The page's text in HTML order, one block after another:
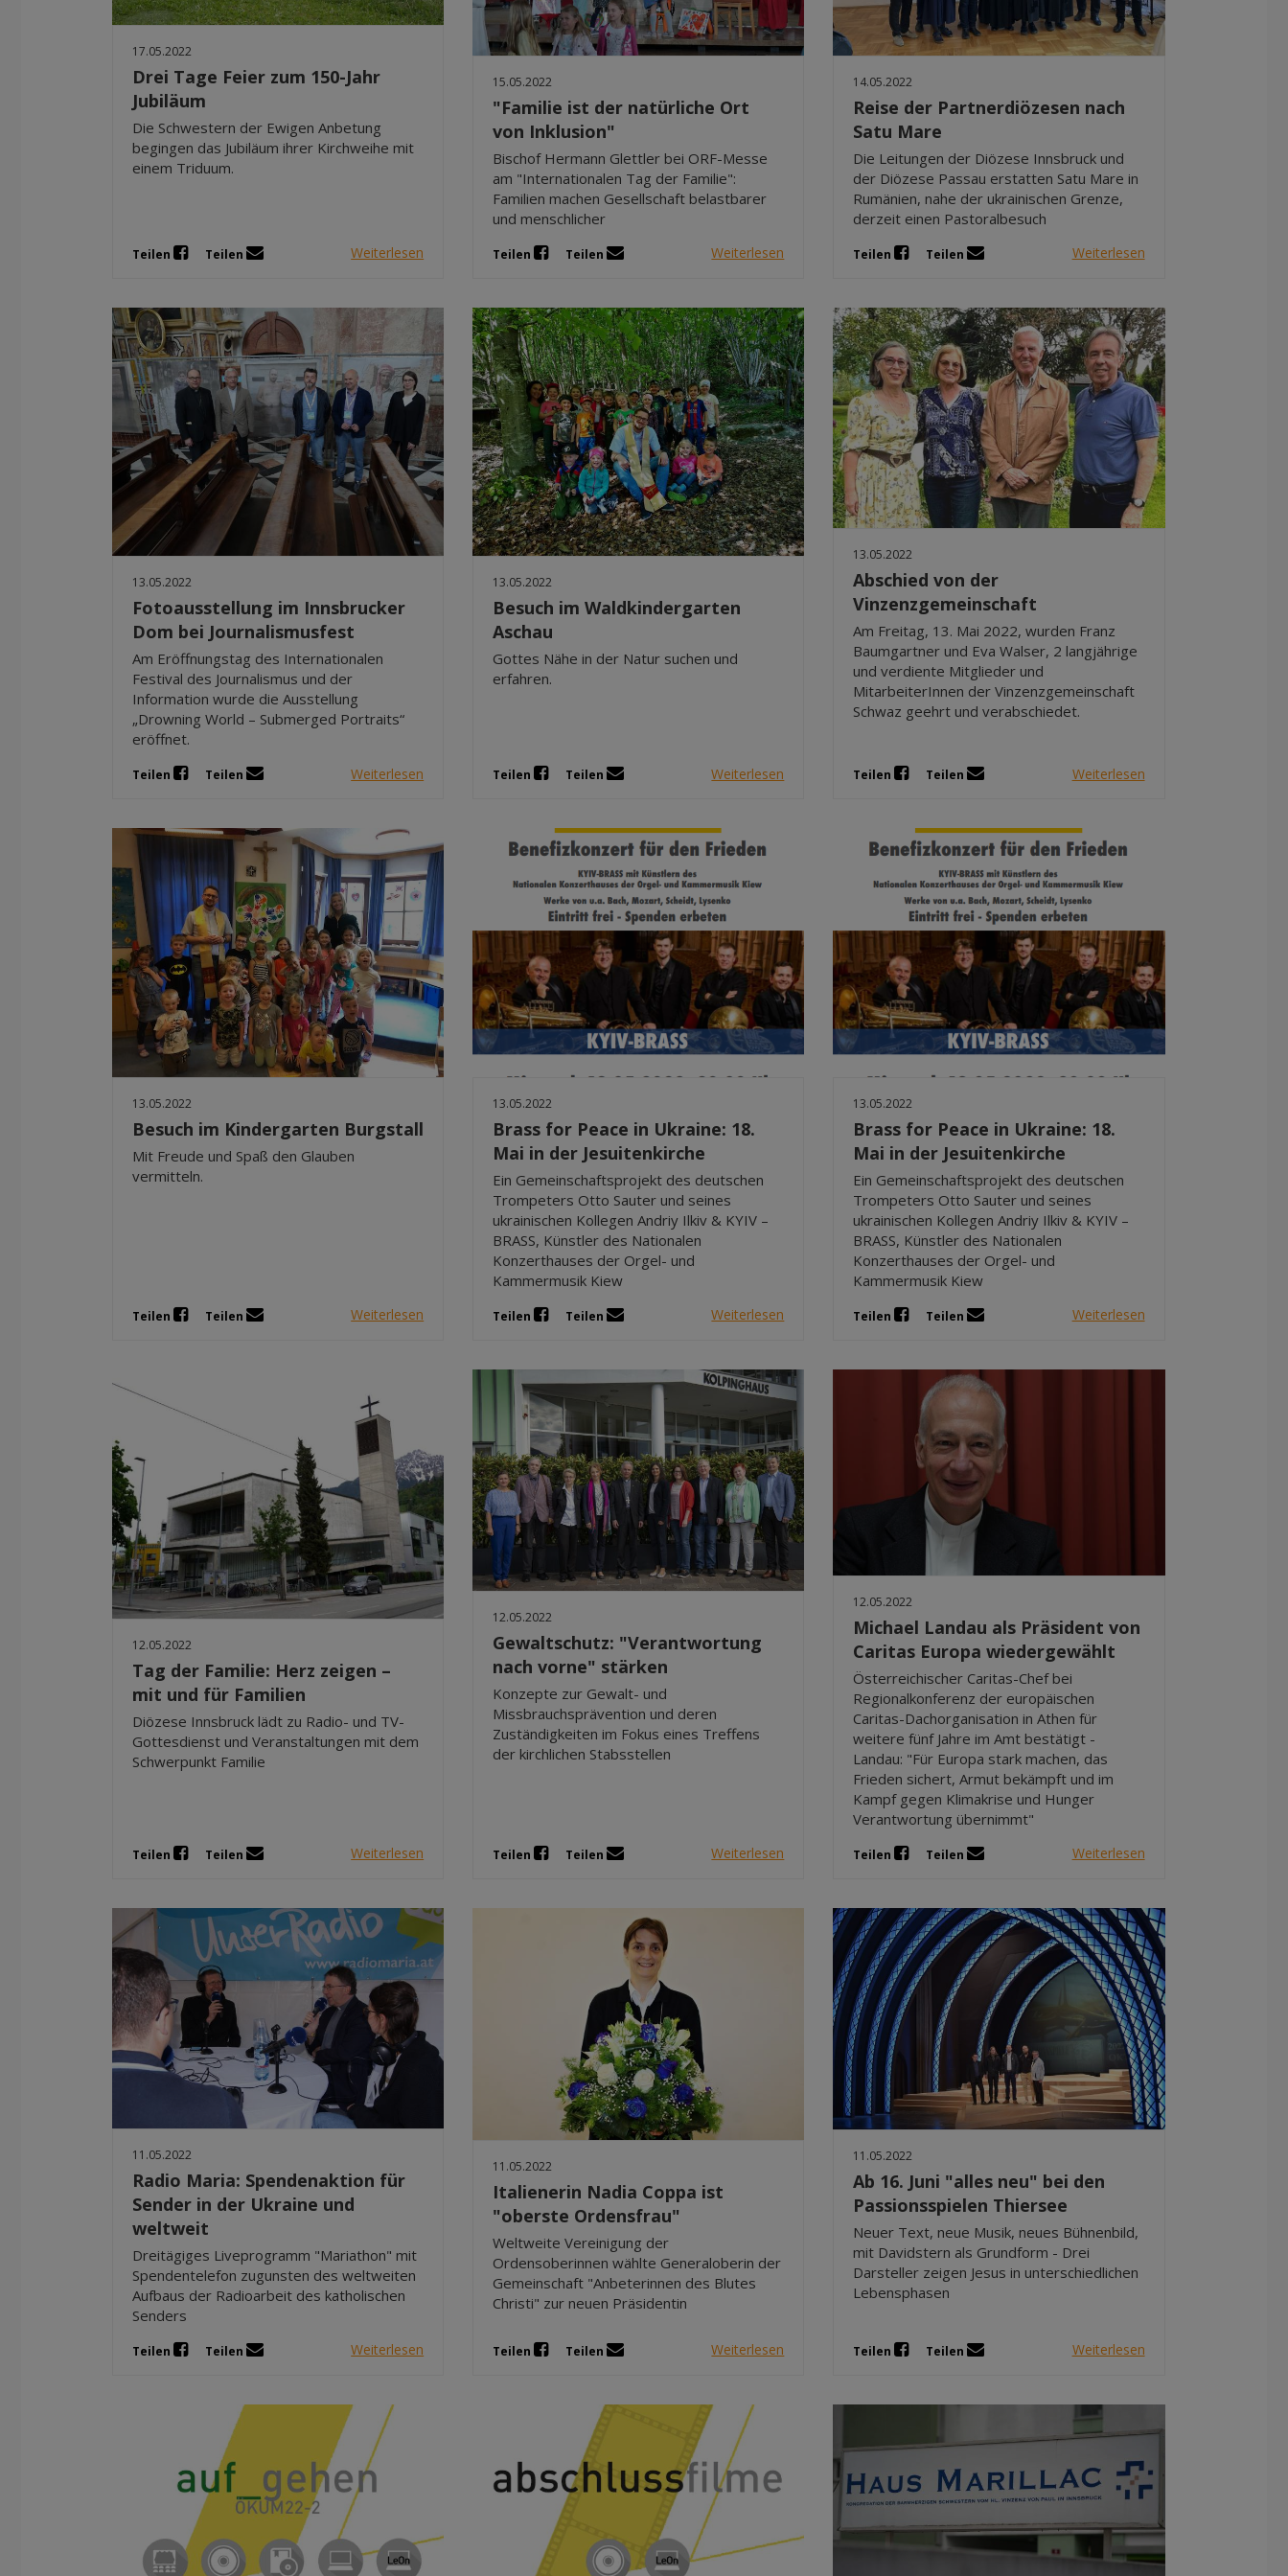
Dez 2025
Nov 2025
17.05.2022
Drei Tage Feier zum 150-Jahr
Jubiläum
Die Schwestern der Ewigen Anbetung
begingen das Jubiläum ihrer Kirchweihe mit
einem Triduum.
Teilen Teilen Weiterlesen
15.05.2022
"Familie ist der natürliche Ort
von Inklusion"
Bischof Hermann Glettler bei ORF-Messe
am "Internationalen Tag der Familie":
Familien machen Gesellschaft belastbarer
und menschlicher
Teilen Teilen Weiterlesen
14.05.2022
Reise der Partnerdiözesen nach
Satu Mare
Die Leitungen der Diözese Innsbruck und
der Diözese Passau erstatten Satu Mare in
Rumänien, nahe der ukrainischen Grenze,
derzeit einen Pastoralbesuch
Teilen Teilen Weiterlesen
13.05.2022
Fotoausstellung im Innsbrucker
Dom bei Journalismusfest
Am Eröffnungstag des Internationalen
Festival des Journalismus und der
Information wurde die Ausstellung
„Drowning World – Submerged Portraits“
eröffnet.
Teilen Teilen Weiterlesen
13.05.2022
Besuch im Waldkindergarten
Aschau
Gottes Nähe in der Natur suchen und
erfahren.
Teilen Teilen Weiterlesen
13.05.2022
Abschied von der
Vinzenzgemeinschaft
Am Freitag, 13. Mai 2022, wurden Franz
Baumgartner und Eva Walser, 2 langjährige
und verdiente Mitglieder und
MitarbeiterInnen der Vinzenzgemeinschaft
Schwaz geehrt und verabschiedet.
Teilen Teilen Weiterlesen
13.05.2022
Besuch im Kindergarten Burgstall
Mit Freude und Spaß den Glauben
vermitteln.
Teilen Teilen Weiterlesen
13.05.2022
Brass for Peace in Ukraine: 18.
Mai in der Jesuitenkirche
Ein Gemeinschaftsprojekt des deutschen
Trompeters Otto Sauter und seines
ukrainischen Kollegen Andriy Ilkiv & KYIV –
BRASS, Künstler des Nationalen
Konzerthauses der Orgel- und
Kammermusik Kiew
Teilen Teilen Weiterlesen
13.05.2022
Brass for Peace in Ukraine: 18.
Mai in der Jesuitenkirche
Ein Gemeinschaftsprojekt des deutschen
Trompeters Otto Sauter und seines
ukrainischen Kollegen Andriy Ilkiv & KYIV –
BRASS, Künstler des Nationalen
Konzerthauses der Orgel- und
Kammermusik Kiew
Teilen Teilen Weiterlesen
12.05.2022
Tag der Familie: Herz zeigen –
mit und für Familien
Diözese Innsbruck lädt zu Radio- und TV-
Gottesdienst und Veranstaltungen mit dem
Schwerpunkt Familie
Teilen Teilen Weiterlesen
12.05.2022
Gewaltschutz: "Verantwortung
nach vorne" stärken
Konzepte zur Gewalt- und
Missbrauchsprävention und deren
Zuständigkeiten im Fokus eines Treffens
der kirchlichen Stabsstellen
Teilen Teilen Weiterlesen
12.05.2022
Michael Landau als Präsident von
Caritas Europa wiedergewählt
Österreichischer Caritas-Chef bei
Regionalkonferenz der europäischen
Caritas-Dachorganisation in Athen für
weitere fünf Jahre im Amt bestätigt -
Landau: "Für Europa stark machen, das
Frieden sichert, Armut bekämpft und im
Kampf gegen Klimakrise und Hunger
Verantwortung übernimmt"
Teilen Teilen Weiterlesen
11.05.2022
Radio Maria: Spendenaktion für
Sender in der Ukraine und
weltweit
Dreitägiges Liveprogramm "Mariathon" mit
Spendentelefon zugunsten des weltweiten
Aufbaus der Radioarbeit des katholischen
Senders
Teilen Teilen Weiterlesen
11.05.2022
Italienerin Nadia Coppa ist
"oberste Ordensfrau"
Weltweite Vereinigung der
Ordensoberinnen wählte Generaloberin der
Gemeinschaft "Anbeterinnen des Blutes
Christi" zur neuen Präsidentin
Teilen Teilen Weiterlesen
11.05.2022
Ab 16. Juni "alles neu" bei den
Passionsspielen Thiersee
Neuer Text, neue Musik, neues Bühnenbild,
mit Davidstern als Grundform - Drei
Darsteller zeigen Jesus in unterschiedlichen
Lebensphasen
Teilen Teilen Weiterlesen